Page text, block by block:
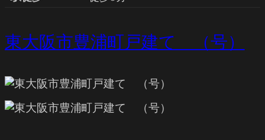
東大阪市豊浦町戸建て （号）